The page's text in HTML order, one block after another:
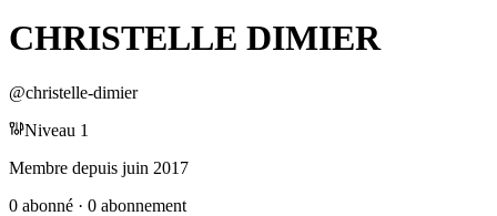
CHRISTELLE DIMIER
@christelle-dimier
Niveau 1
Membre depuis juin 2017
0 abonné · 0 abonnement